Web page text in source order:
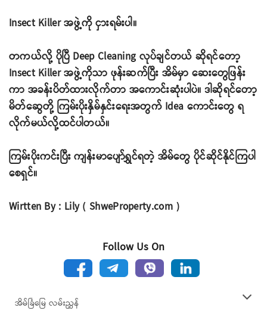
Insect Killer အဖွဲ့ကို ငှားရမ်းပါ။
တကယ်လို့ ပိုပြီ Deep Cleaning လုပ်ချင်တယ် ဆိုရင်တော့
Insect Killer အဖွဲ့ကိုသာ ဖုန်းဆက်ပြီး အိမ်မှာ ဆေးတွေဖြန်း
ကာ အခန်းပိတ်ထားလိုက်တာ အကောင်းဆုံးပါပဲ။ ဒါဆိုရင်တော့
မိတ်ဆွေတို့ ကြမ်းပိုးနှိမ်နှင်းရေးအတွက် Idea ကောင်းတွေ ရ
လိုက်မယ်လို့ထင်ပါတယ်။
ကြမ်းပိုးကင်းပြီး ကျန်းမာပျော်ရွှင်ရတဲ့ အိမ်တွေ ပိုင်ဆိုင်နိုင်ကြပါ
စေရှင်။
Wirtten By : Lily ( ShweProperty.com )
Follow Us On
အိမ်ခြံမြေ လမ်းညွှန်